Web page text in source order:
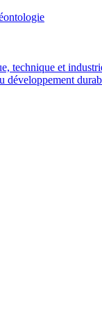
technique et
développement